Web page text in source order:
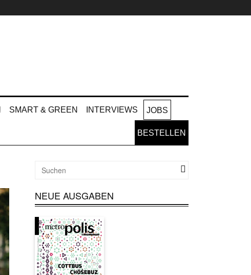
SMART & GREEN INTERVIEWS JOBS
BESTELLEN
NEUE AUSGABEN